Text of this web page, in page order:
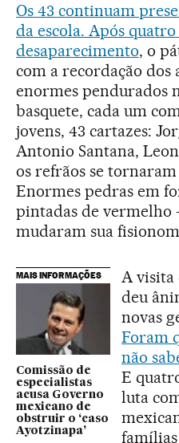
Os 43 continuam
da escola. Após quatro
desaparecimento, o
com a recordação dos
enormes pendurados
basquete, cada um
jovens, 43 cartazes:
Antonio Santana,
os refrãos se
Enormes pedras em
pintadas de vermelho
mudaram sua
MAIS INFORMAÇÕES
Comissão de
especialistas
acusa Governo
mexicano de
obstruir o ‘caso
Ayotzinapa’
A visita
deu
novas
Foram
não
E
luta
famílias